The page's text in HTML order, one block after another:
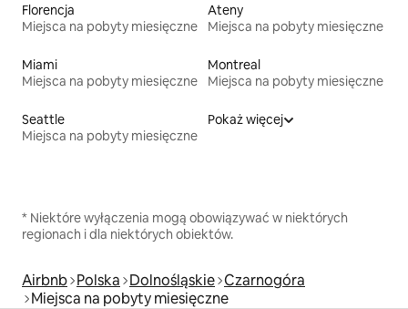
Florencja
Miejsca na pobyty miesięczne
Ateny
Miejsca na pobyty miesięczne
Miami
Miejsca na pobyty miesięczne
Montreal
Miejsca na pobyty miesięczne
Seattle
Miejsca na pobyty miesięczne
Pokaż więcej
* Niektóre wyłączenia mogą obowiązywać w niektórych
regionach i dla niektórych obiektów.
Airbnb Polska Dolnośląskie Czarnogóra
Miejsca na pobyty miesięczne